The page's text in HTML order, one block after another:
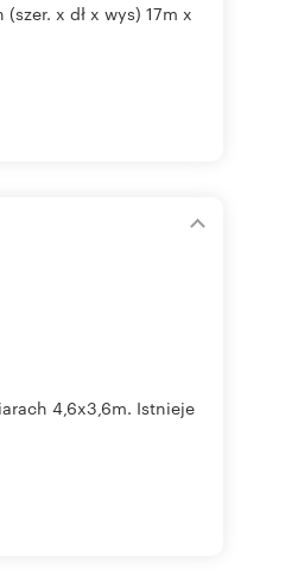
x dł x wys) 17m x
4,6x3,6m. Istnieje